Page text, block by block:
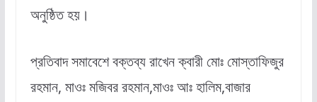
অনুষ্ঠিত হয়।
প্রতিবাদ সমাবেশে বক্তব্য রাখেন ক্বারী মোঃ মোস্তাফিজুর
রহমান, মাওঃ মজিবর রহমান,মাওঃ আঃ হালিম,বাজার